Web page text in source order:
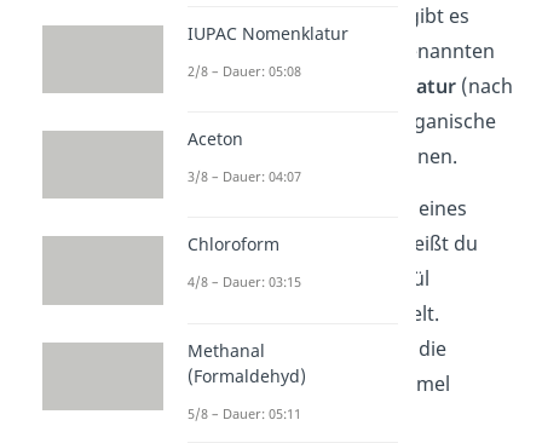
international gültig sind, gibt es
feste Regeln. Mit der sogenannten
systematischen
Nomenklatur (nach
) kannst du jede organische
Substanz eindeutig benennen.
Wenn du also den Namen eines
Stoffs wie Ethanol hast, weißt du
direkt, um welches Molekül
OH) es sich handelt.
Weiterhin kannst du auch die
dazugehörige Strukturformel
daraus ableiten.
IUPAC Nomenklatur
2/8 – Dauer: 05:08
Aceton
3/8 – Dauer: 04:07
Chloroform
4/8 – Dauer: 03:15
Methanal
(Formaldehyd)
5/8 – Dauer: 05:11